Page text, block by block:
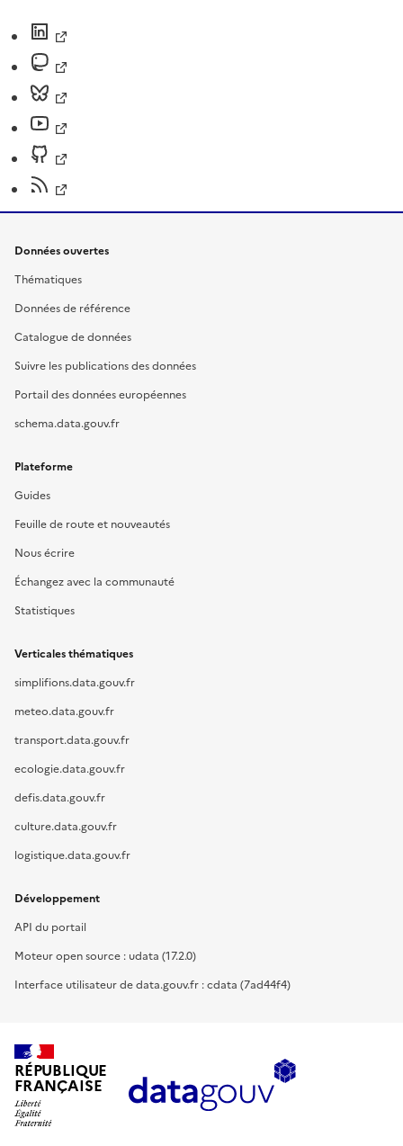
Données ouvertes
Thématiques
Données de référence
Catalogue de données
Suivre les publications des données
Portail des données européennes
schema.data.gouv.fr
Plateforme
Guides
Feuille de route et nouveautés
Nous écrire
Échangez avec la communauté
Statistiques
Verticales thématiques
simplifions.data.gouv.fr
meteo.data.gouv.fr
transport.data.gouv.fr
ecologie.data.gouv.fr
defis.data.gouv.fr
culture.data.gouv.fr
logistique.data.gouv.fr
Développement
API du portail
Moteur open source : udata (17.2.0)
Interface utilisateur de data.gouv.fr : cdata (7ad44f4)
RÉPUBLIQUE
FRANÇAISE